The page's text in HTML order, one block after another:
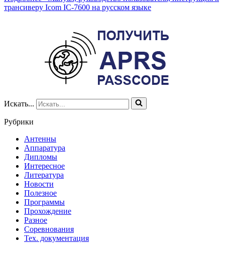
трансиверу Icom IC-7600 на русском языке
Искать...
Рубрики
Антенны
Аппаратура
Дипломы
Интересное
Литература
Новости
Полезное
Программы
Прохождение
Разное
Соревнования
Тех. документация